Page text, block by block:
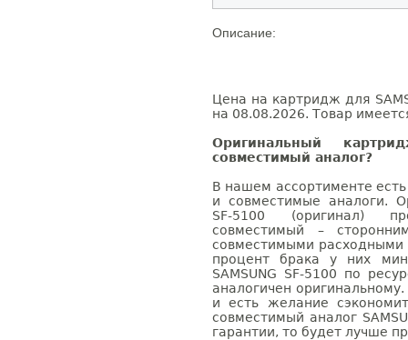
Описание:
Цена на картридж для
на 08.08.2026. Товар
Оригинальный
совместимый аналог?
В нашем ассортименте
и совместимые аналоги.
SF-5100 (оригинал)
совместимый –
совместимыми расходными
процент брака у них
SAMSUNG SF-5100 по
аналогичен
и есть желание
совместимый аналог
гарантии, то будет лучше